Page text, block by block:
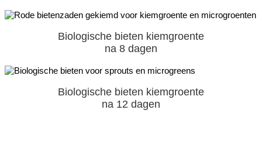
Biologische bieten kiemgroente
na 8 dagen
Biologische bieten kiemgroente
na 12 dagen